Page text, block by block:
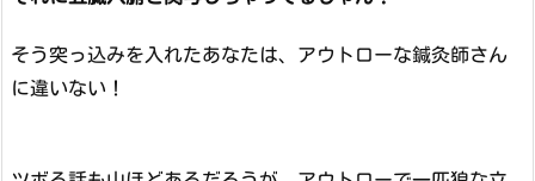
そう突っ込みを入れたあなたは、アウトローな鍼灸師さん
に違いない！